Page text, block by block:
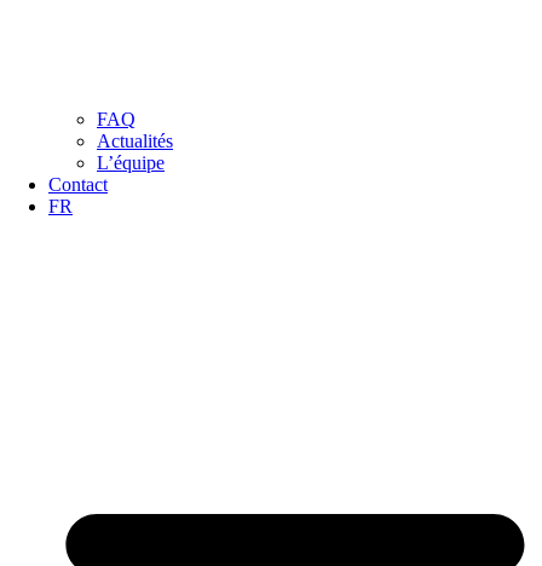
FAQ
Actualités
L’équipe
Contact
FR